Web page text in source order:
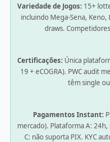
Variedade de Jogos: 15+
incluindo Mega-Sena,
draws.
Certificações: Única
19 + eCOGRA). PWC audit
têm single
Pagamentos Instant:
mercado). Plataforma A:
C: não suporta PIX. KYC